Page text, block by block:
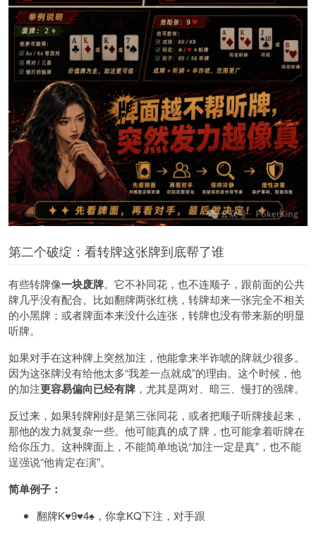
第二个破绽：看转牌这张牌到底帮了谁
有些转牌像一块废牌。它不补同花，也不连顺子，跟前面的公共
牌几乎没有配合。比如翻牌两张红桃，转牌却来一张完全不相关
的小黑牌；或者牌面本来没什么连张，转牌也没有带来新的明显
听牌。
如果对手在这种牌上突然加注，他能拿来半诈唬的牌就少很多。
因为这张牌没有给他太多“我差一点就成”的理由。这个时候，他
的加注更容易偏向已经有牌 ，尤其是两对、暗三、慢打的强牌。
反过来，如果转牌刚好是第三张同花，或者把顺子听牌接起来，
那他的发力就复杂一些。他可能真的成了牌，也可能拿着听牌在
给你压力。这种牌面上，不能简单地说“加注一定是真”，也不能
逞强说“他肯定在演”。
简单例子：
翻牌K♥️9♥️4♠️，你拿KQ下注，对手跟